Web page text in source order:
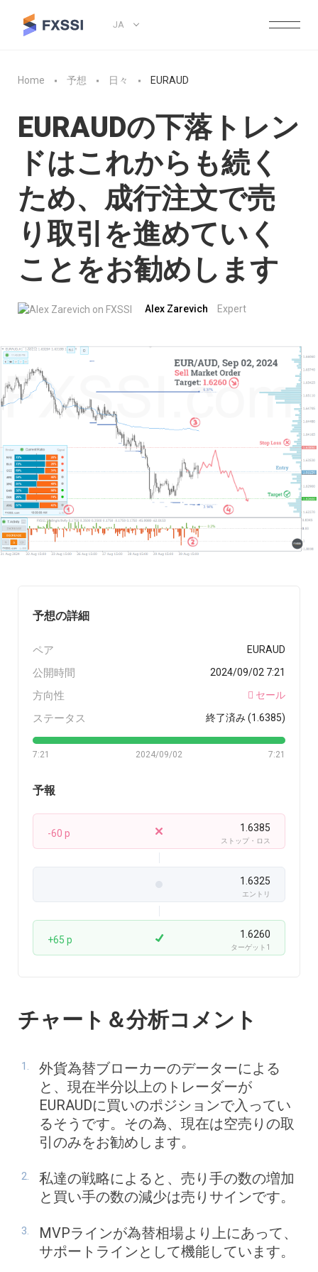
JA
Home 予想 日々 EURAUD
EURAUDの下落トレン
ドはこれからも続く
ため、成行注文で売
り取引を進めていく
ことをお勧めします
Alex Zarevich Expert
予想の詳細
ペア EURAUD
公開時間 2024/09/02 7:21
方向性 セール
ステータス 終了済み (1.6385)
7:21 7:21
2024/09/02
予報
-60 p 1.6385
ストップ・ロス
1.6325
エントリ
+65 p 1.6260
ターゲット1
チャート＆分析コメント
外貨為替ブローカーのデーターによる
と、現在半分以上のトレーダーが
EURAUDに買いのポジションで入ってい
るそうです。その為、現在は空売りの取
引のみをお勧めします。
私達の戦略によると、売り手の数の増加
と買い手の数の減少は売りサインです。
MVPラインが為替相場より上にあって、
サポートラインとして機能しています。